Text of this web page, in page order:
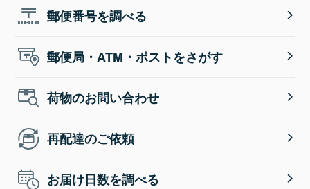
郵便番号を調べる
郵便局・ATM・ポストをさがす
荷物のお問い合わせ
再配達のご依頼
お届け日数を調べる